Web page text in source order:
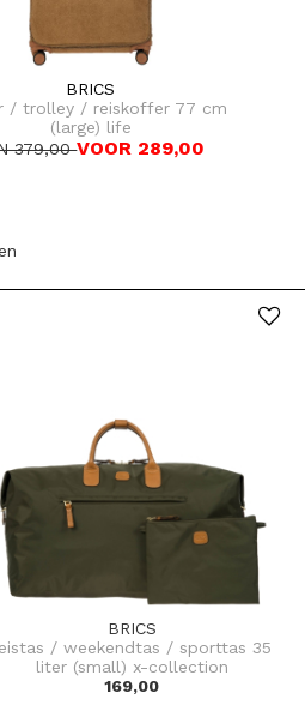
BRICS
/ trolley / reiskoffer 77 cm
(large) life
379,00VOOR 289,00
BRICS
/ weekendtas / sporttas 35
liter (small) x-collection
169,00